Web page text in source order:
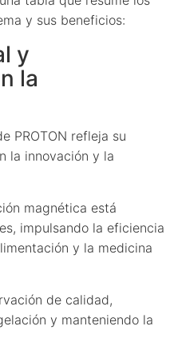
y sus beneficios:
y
la
PROTON refleja su
la innovación y la
magnética está
impulsando la eficiencia
y la medicina
de calidad,
y manteniendo la